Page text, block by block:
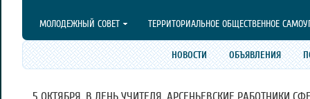
МОЛОДЕЖНЫЙ СОВЕТ ТЕРРИТОРИАЛЬНОЕ ОБЩЕСТВЕННОЕ
НОВОСТИ ОБЪЯВЛЕНИЯ